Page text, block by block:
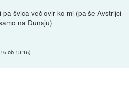
pa švica več ovir ko mi (pa še Avstrijci
na Dunaju)
ob 13:16)